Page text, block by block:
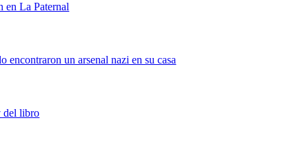
en La Paternal
encontraron un arsenal nazi en su casa
del libro